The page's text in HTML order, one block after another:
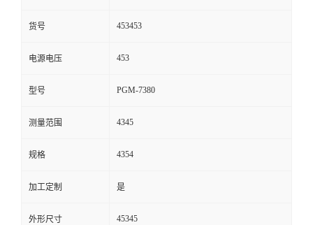
线
留
货号 453453
电源电压 453
型号 PGM-7380
测量范围 4345
规格 4354
加工定制 是
外形尺寸 45345